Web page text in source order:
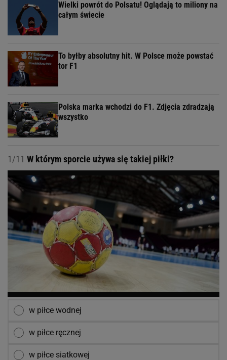
Wielki powrót do Polsatu! Oglądają to miliony na
całym świecie
To byłby absolutny hit. W Polsce może powstać
tor F1
Polska marka wchodzi do F1. Zdjęcia zdradzają
wszystko
1/11 W którym sporcie używa się takiej piłki?
w piłce wodnej
w piłce ręcznej
w piłce siatkowej